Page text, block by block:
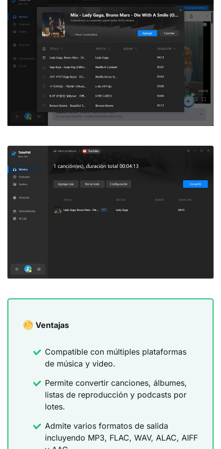
Ventajas
Compatible con múltiples plataformas
de música y video.
Permite convertir canciones, álbumes,
listas de reproducción y podcasts por
lotes.
Admite varios formatos de salida
incluyendo MP3, FLAC, WAV, ALAC, AIFF